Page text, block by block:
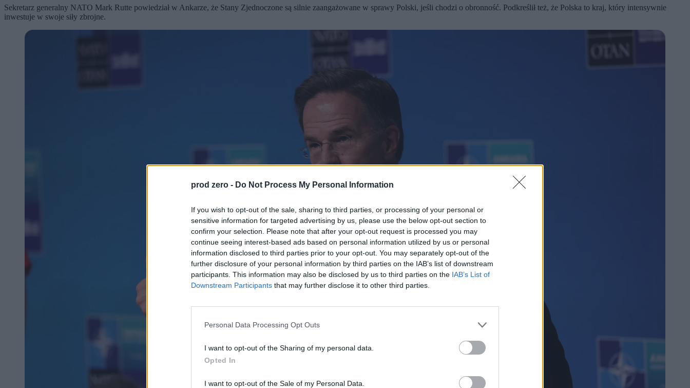
prod zero - Do Not Process My Personal Information
If you wish to opt-out of the sale, sharing to third parties, or processing of your personal or
sensitive information for targeted advertising by us, please use the below opt-out section to
confirm your selection. Please note that after your opt-out request is processed you may
continue seeing interest-based ads based on personal information utilized by us or personal
information disclosed to third parties prior to your opt-out. You may separately opt-out of the
further disclosure of your personal information by third parties on the IAB’s list of downstream
participants. This information may also be disclosed by us to third parties on the IAB’s List of
Downstream Participants that may further disclose it to other third parties.
Personal Data Processing Opt Outs
I want to opt-out of the Sharing of my personal data.
Opted In
I want to opt-out of the Sale of my Personal Data.
Sekretarz generalny NATO Mark Rutte powiedział w Ankarze, że Stany Zjednoczone są silnie zaangażowane w sprawy Polski, jeśli chodzi o obronność. Podkreślił też, że Polska to kraj, który intensywnie
inwestuje w swoje siły zbrojne.